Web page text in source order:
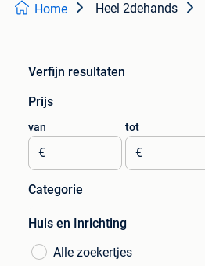
Home Heel 2dehands
Verfijn resultaten
Prijs
van
€
tot
€
Categorie
Huis en Inrichting
Alle zoekertjes